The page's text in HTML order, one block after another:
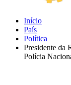
Início
País
Política
Presidente da
Polícia